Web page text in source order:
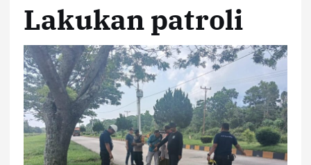
Lakukan patroli